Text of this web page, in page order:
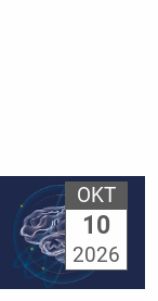
OKT
10
2026